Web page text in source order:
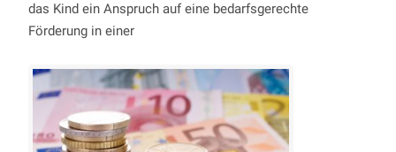
das Kind ein Anspruch auf eine bedarfsgerechte
Förderung in einer